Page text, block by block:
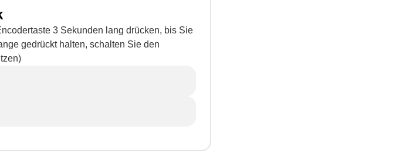
3 Sekunden lang drücken, bis Sie
gedrückt halten, schalten Sie den